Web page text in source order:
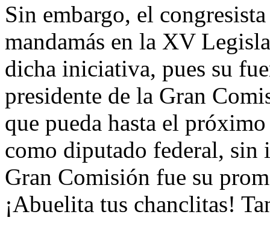
Sin embargo, el
mandamás en la XV
dicha iniciativa, pues su
presidente de la Gran
que pueda hasta el
como diputado federal, sin
Gran Comisión fue su
¡Abuelita tus chanclitas!